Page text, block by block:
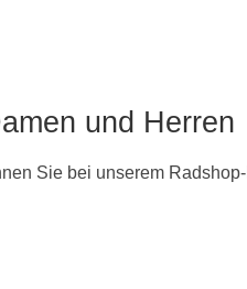
und Herren
Sie bei unserem